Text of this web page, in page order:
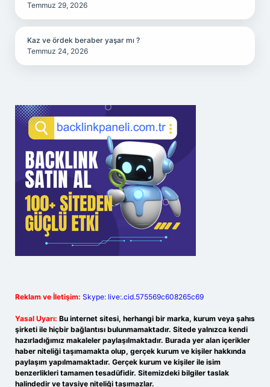
Temmuz 29, 2026
Kaz ve ördek beraber yaşar mı ?
Temmuz 24, 2026
Reklam ve İletişim: Skype: live:.cid.575569c608265c69
Yasal Uyarı: Bu internet sitesi, herhangi bir marka, kurum veya şahıs
şirketi ile hiçbir bağlantısı bulunmamaktadır. Sitede yalnızca kendi
hazırladığımız makaleler paylaşılmaktadır. Burada yer alan içerikler
haber niteliği taşımamakta olup, gerçek kurum ve kişiler hakkında
paylaşım yapılmamaktadır. Gerçek kurum ve kişiler ile isim
benzerlikleri tamamen tesadüfidir. Sitemizdeki bilgiler taslak
halindedir ve tavsiye niteliği taşımazlar.